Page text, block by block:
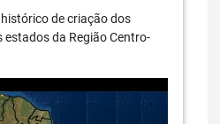
de criação dos
da Região Centro-